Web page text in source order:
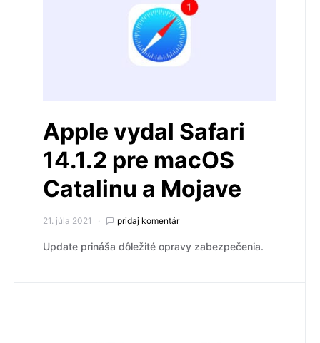
Apple vydal Safari
14.1.2 pre macOS
Catalinu a Mojave
21. júla 2021 pridaj komentár
Update prináša dôležité opravy zabezpečenia.